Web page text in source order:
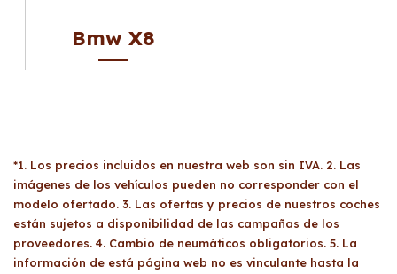
Bmw X8
*1. Los precios incluidos en nuestra web son sin IVA. 2. Las
imágenes de los vehículos pueden no corresponder con el
modelo ofertado. 3. Las ofertas y precios de nuestros coches
están sujetos a disponibilidad de las campañas de los
proveedores. 4. Cambio de neumáticos obligatorios. 5. La
información de está página web no es vinculante hasta la